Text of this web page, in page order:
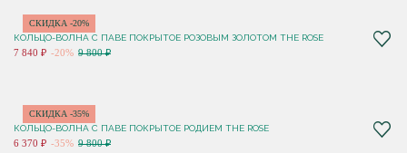
СКИДКА -20%
КОЛЬЦО-ВОЛНА С ПАВЕ ПОКРЫТОЕ РОЗОВЫМ ЗОЛОТОМ THE ROSE
7 840 ₽ -20% 9 800 ₽
СКИДКА -35%
КОЛЬЦО-ВОЛНА С ПАВЕ ПОКРЫТОЕ РОДИЕМ THE ROSE
6 370 ₽ -35% 9 800 ₽